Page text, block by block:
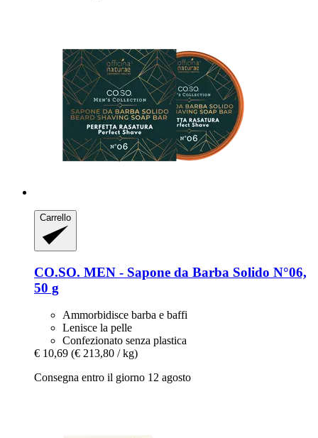
Carrello
CO.SO. MEN -​ Sapone da Barba Solido N°06,
50 g
Ammorbidisce barba e baffi
Lenisce la pelle
Confezionato senza plastica
€ 10,69 (€ 213,80 / kg)
Consegna entro il giorno 12 agosto